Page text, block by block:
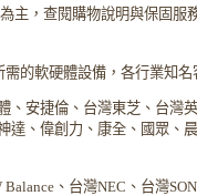
主，查閱購物說明與保固服
的軟硬體設備，各行業知名
、安捷倫、台灣東芝、台灣
達、偉創力、康全、國眾、
、台灣NEC、台灣